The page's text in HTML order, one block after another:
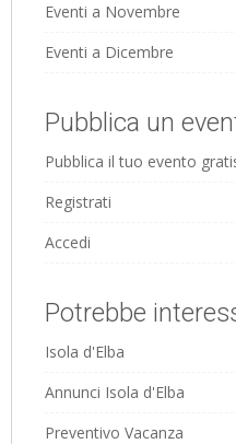
Eventi a Novembre
Eventi a Dicembre
Pubblica un
Pubblica il tuo evento
Registrati
Accedi
Potrebbe
Isola d'Elba
Annunci Isola d'Elba
Preventivo Vacanza